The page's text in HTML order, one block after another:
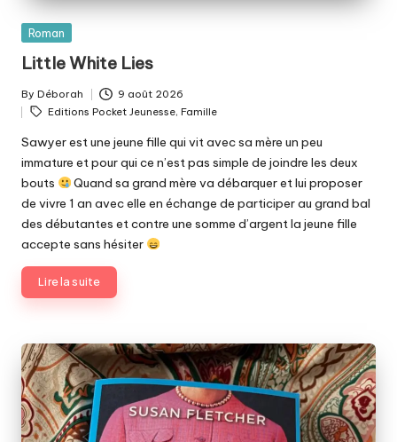
Posted
Roman
Little White Lies
Posted
by
By Déborah 9 août 2026
Tags:
Editions Pocket Jeunesse, Famille
Sawyer est une jeune fille qui vit avec sa mère un peu
immature et pour qui ce n’est pas simple de joindre les deux
bouts
Quand sa grand mère va débarquer et lui proposer
de vivre 1 an avec elle en échange de participer au grand bal
des débutantes et contre une somme d’argent la jeune fille
accepte sans hésiter
Lire la suite